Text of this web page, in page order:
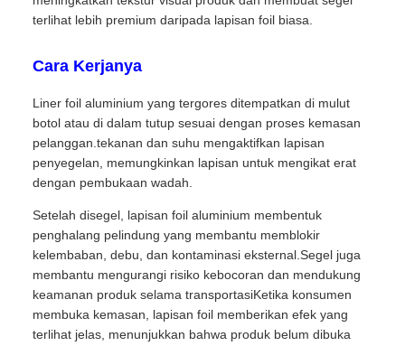
terlihat lebih premium daripada lapisan foil biasa.
Cara Kerjanya
Liner foil aluminium yang tergores ditempatkan di mulut
botol atau di dalam tutup sesuai dengan proses kemasan
pelanggan.tekanan dan suhu mengaktifkan lapisan
penyegelan, memungkinkan lapisan untuk mengikat erat
dengan pembukaan wadah.
Setelah disegel, lapisan foil aluminium membentuk
penghalang pelindung yang membantu memblokir
kelembaban, debu, dan kontaminasi eksternal.Segel juga
membantu mengurangi risiko kebocoran dan mendukung
keamanan produk selama transportasiKetika konsumen
membuka kemasan, lapisan foil memberikan efek yang
terlihat jelas, menunjukkan bahwa produk belum dibuka